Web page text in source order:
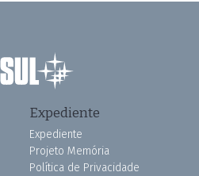
Expediente
Expediente
Projeto Memória
Política de Privacidade